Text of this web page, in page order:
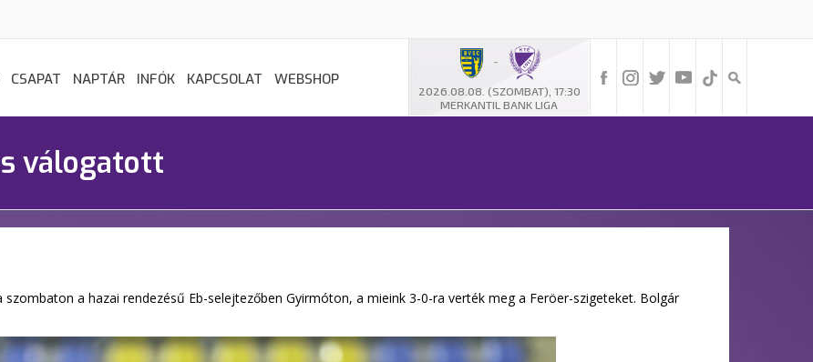
-
2026.08.08. (SZOMBAT), 17:30
MERKANTIL BANK LIGA
CSAPAT NAPTÁR INFÓK KAPCSOLAT WEBSHOP
válogatott
a hazai rendezésű Eb-selejtezőben Gyirmóton, a mieink 3-0-ra verték meg a Feröer-szigeteket. Bolgár